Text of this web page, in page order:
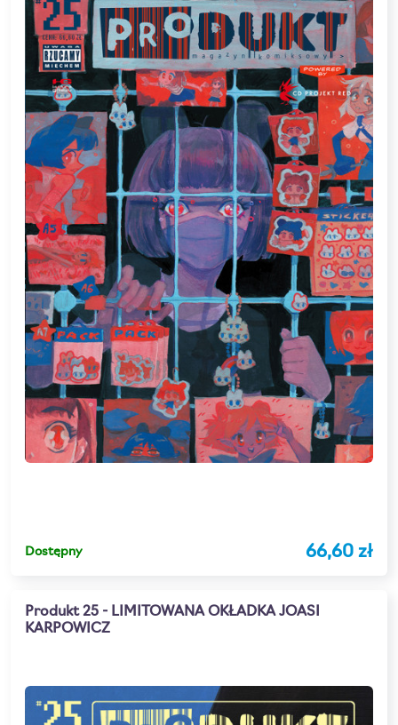
Dostępny 66,60 zł
Produkt 25 - LIMITOWANA OKŁADKA JOASI
KARPOWICZ